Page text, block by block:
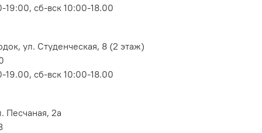
сб-вск 10:00-18.00
ул. Студенческая, 8 (2 этаж)
сб-вск 10:00-18.00
Песчаная, 2а